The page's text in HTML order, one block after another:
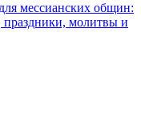
мессианских общин:
праздники, молитвы и